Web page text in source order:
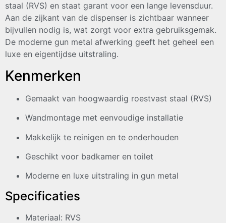
staal (RVS) en staat garant voor een lange levensduur.
Aan de zijkant van de dispenser is zichtbaar wanneer
bijvullen nodig is, wat zorgt voor extra gebruiksgemak.
De moderne gun metal afwerking geeft het geheel een
luxe en eigentijdse uitstraling.
Kenmerken
Gemaakt van hoogwaardig roestvast staal (RVS)
Wandmontage met eenvoudige installatie
Makkelijk te reinigen en te onderhouden
Geschikt voor badkamer en toilet
Moderne en luxe uitstraling in gun metal
Specificaties
Materiaal: RVS